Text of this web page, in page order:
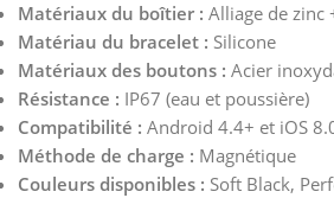
Matériaux du boîtier : Alliage de zinc
Matériau du bracelet : Silicone
Matériaux des boutons : Acier
Résistance : IP67 (eau et poussière)
Compatibilité : Android 4.4+ et iOS
Méthode de charge : Magnétique
Couleurs disponibles : Soft Black,